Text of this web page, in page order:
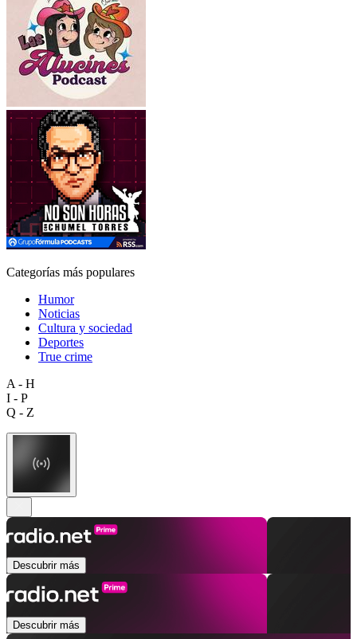
Categorías más populares
Humor
Noticias
Cultura y sociedad
Deportes
True crime
A - H
I - P
Q - Z
Descubrir más
Descubrir más